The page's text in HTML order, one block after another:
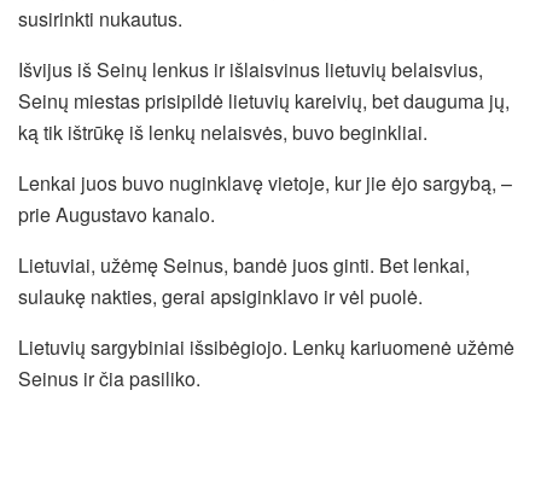
susirinkti nukautus.
Išvijus iš Seinų lenkus ir išlaisvinus lietuvių belaisvius,
Seinų miestas prisipildė lietuvių kareivių, bet dauguma jų,
ką tik ištrūkę iš lenkų nelaisvės, buvo beginkliai.
Lenkai juos buvo nuginklavę vietoje, kur jie ėjo sargybą, –
prie Augustavo kanalo.
Lietuviai, užėmę Seinus, bandė juos ginti. Bet lenkai,
sulaukę nakties, gerai apsiginklavo ir vėl puolė.
Lietuvių sargybiniai išsibėgiojo. Lenkų kariuomenė užėmė
Seinus ir čia pasiliko.